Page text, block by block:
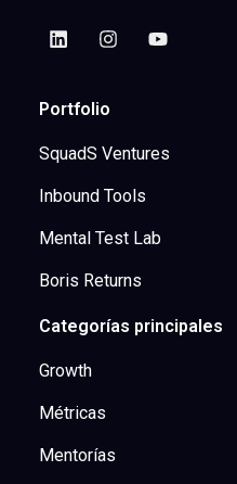
Portfolio
SquadS Ventures
Inbound Tools
Mental Test Lab
Boris Returns
Categorías principales
Growth
Métricas
Mentorías